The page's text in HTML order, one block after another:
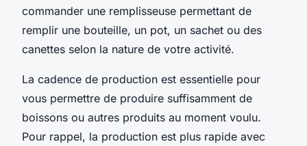
commander une remplisseuse permettant de
remplir une bouteille, un pot, un sachet ou des
canettes selon la nature de votre activité.
La cadence de production est essentielle pour
vous permettre de produire suffisamment de
boissons ou autres produits au moment voulu.
Pour rappel, la production est plus rapide avec